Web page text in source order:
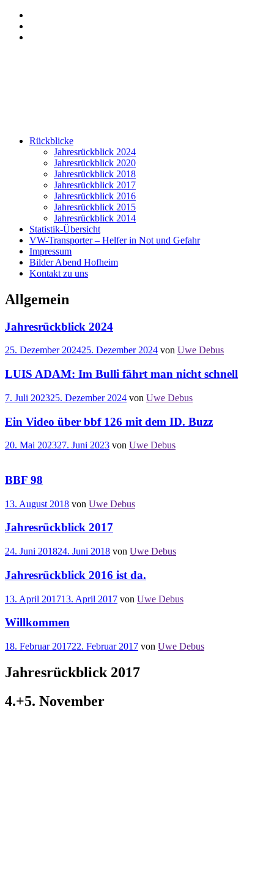
Zum
Inhalt
springen
Rückblicke
Jahresrückblick 2024
Jahresrückblick 2020
Jahresrückblick 2018
Jahresrückblick 2017
Jahresrückblick 2016
Jahresrückblick 2015
Jahresrückblick 2014
Statistik-Übersicht
VW-Transporter – Helfer in Not und Gefahr
Impressum
Bilder Abend Hofheim
Kontakt zu uns
Allgemein
Jahresrückblick 2024
25. Dezember 202425. Dezember 2024 von Uwe Debus
LUIS ADAM: Im Bulli fährt man nicht schnell
7. Juli 202325. Dezember 2024 von Uwe Debus
Ein Video über bbf 126 mit dem ID. Buzz
20. Mai 202327. Juni 2023 von Uwe Debus
BBF 98
13. August 2018 von Uwe Debus
Jahresrückblick 2017
24. Juni 201824. Juni 2018 von Uwe Debus
Jahresrückblick 2016 ist da.
13. April 201713. April 2017 von Uwe Debus
Willkommen
18. Februar 201722. Februar 2017 von Uwe Debus
Jahresrückblick 2017
4.+5. November